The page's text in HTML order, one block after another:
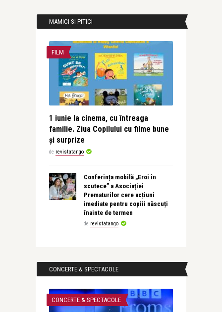
MAMICI SI PITICI
FILM
1 iunie la cinema, cu întreaga
familie. Ziua Copilului cu filme bune
și surprize
de revistatango
Conferința mobilă „Eroi în
scutece” a Asociației
Prematurilor cere acțiuni
imediate pentru copiii născuți
înainte de termen
de revistatango
CONCERTE & SPECTACOLE
CONCERTE & SPECTACOLE